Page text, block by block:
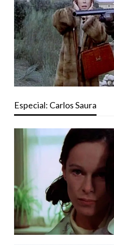
Especial: Carlos Saura